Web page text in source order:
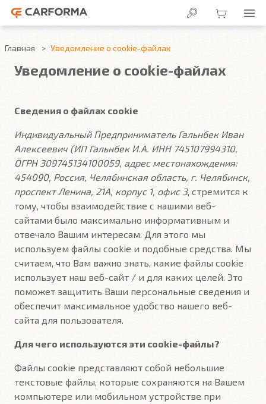
Главная Уведомление о cookie-файлах
Уведомление о cookie-файлах
Сведения о файлах cookie
Индивидуальный Предприниматель Гальнбек Иван
Алексеевич (ИП Гальнбек И.А. ИНН 745107994310,
ОГРН 309745134100059, адрес местонахождения:
454090, Россия, Челябинская область, г. Челябинск,
проспект Ленина, 21А, корпус 1, офис 3, стремится к
тому, чтобы взаимодействие с нашими веб-
сайтами было максимально информативным и
отвечало Вашим интересам. Для этого мы
используем файлы cookie и подобные средства. Мы
считаем, что Вам важно знать, какие файлы cookie
использует наш веб-сайт / и для каких целей. Это
поможет защитить Ваши персональные сведения и
обеспечит максимальное удобство нашего веб-
сайта для пользователя.
Для чего используются эти cookie-файлы?
Файлы cookie представляют собой небольшие
текстовые файлы, которые сохраняются на Вашем
компьютере или мобильном устройстве при